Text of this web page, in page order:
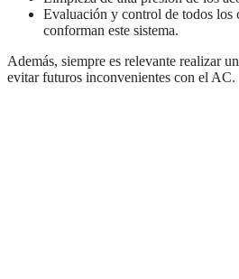
Evaluación y control de todos los
conforman este sistema.
Además, siempre es relevante realizar
evitar futuros inconvenientes con el AC.